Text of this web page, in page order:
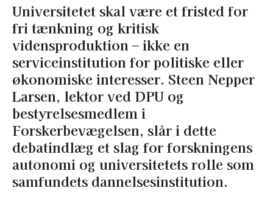
Universitetet skal være et fristed for
fri tænkning og kritisk
vidensproduktion – ikke en
serviceinstitution for politiske eller
økonomiske interesser. Steen Nepper
Larsen, lektor ved DPU og
bestyrelsesmedlem i
Forskerbevægelsen, slår i dette
debatindlæg et slag for forskningens
autonomi og universitetets rolle som
samfundets dannelsesinstitution.